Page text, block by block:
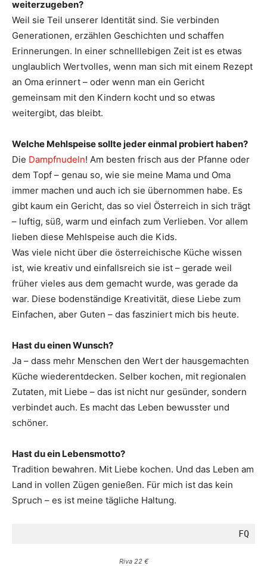
weiterzugeben?
Weil sie Teil unserer Identität sind. Sie verbinden
Generationen, erzählen Geschichten und schaffen
Erinnerungen. In einer schnelllebigen Zeit ist es etwas
unglaublich Wertvolles, wenn man sich mit einem Rezept
an Oma erinnert – oder wenn man ein Gericht
gemeinsam mit den Kindern kocht und so etwas
weitergibt, das bleibt.
Welche Mehlspeise sollte jeder einmal probiert haben?
Die Dampfnudeln! Am besten frisch aus der Pfanne oder
dem Topf – genau so, wie sie meine Mama und Oma
immer machen und auch ich sie übernommen habe. Es
gibt kaum ein Gericht, das so viel Österreich in sich trägt
– luftig, süß, warm und einfach zum Verlieben. Vor allem
lieben diese Mehlspeise auch die Kids.
Was viele nicht über die österreichische Küche wissen
ist, wie kreativ und einfallsreich sie ist – gerade weil
früher vieles aus dem gemacht wurde, was gerade da
war. Diese bodenständige Kreativität, diese Liebe zum
Einfachen, aber Guten – das fasziniert mich bis heute.
Hast du einen Wunsch?
Ja – dass mehr Menschen den Wert der hausgemachten
Küche wiederentdecken. Selber kochen, mit regionalen
Zutaten, mit Liebe – das ist nicht nur gesünder, sondern
verbindet auch. Es macht das Leben bewusster und
schöner.
Hast du ein Lebensmotto?
Tradition bewahren. Mit Liebe kochen. Und das Leben am
Land in vollen Zügen genießen. Für mich ist das kein
Spruch – es ist meine tägliche Haltung.
FQ
Riva 22 €